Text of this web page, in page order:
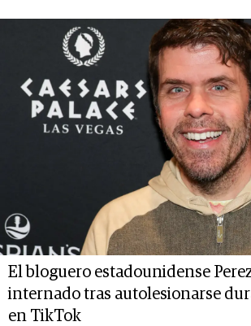
El bloguero estadounidense
internado tras autolesionarse
en TikTok